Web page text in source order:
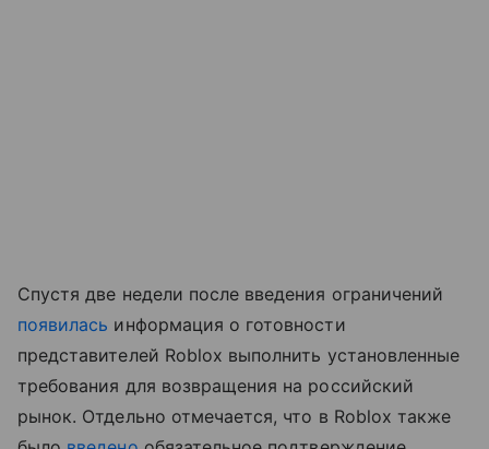
Спустя две недели после введения ограничений
появилась информация о готовности
представителей Roblox выполнить установленные
требования для возвращения на российский
рынок. Отдельно отмечается, что в Roblox также